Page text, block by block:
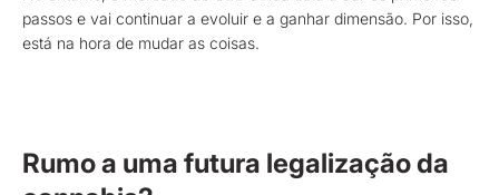
passos e vai continuar a evoluir e a ganhar dimensão. Por isso,
está na hora de mudar as coisas.
Rumo a uma futura legalização da